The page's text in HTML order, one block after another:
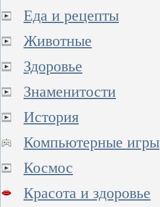
Еда и рецепты
Животные
Здоровье
Знаменитости
История
Компьютерные игры
Космос
Красота и здоровье